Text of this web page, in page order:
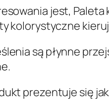
jest,
kolorystyczne
są płynne
prezentuje się